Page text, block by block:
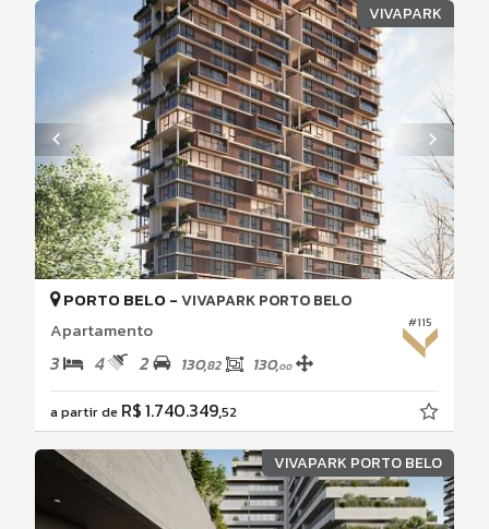
VIVAPARK
#115
PORTO BELO -VIVAPARK PORTO BELO
Apartamento
3 4 2 130,82 130,00
a partir de R$ 1.740.349,52
VIVAPARK PORTO BELO